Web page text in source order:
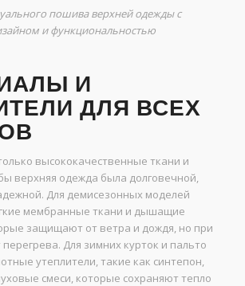
пошива верхней одежды с
и функциональностью
И
ДЛЯ ВСЕХ
высококачественные ткани и
верхняя одежда была долговечной,
Для демисезонных моделей
мембранные ткани и дышащие
защищают от ветра и дождя, но при
Для зимних курток и пальто
утеплители, такие как синтепон,
смеси, которые сохраняют тепло